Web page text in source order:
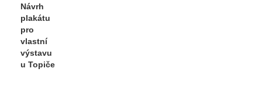
Návrh
plakátu
pro
vlastní
výstavu
u Topiče